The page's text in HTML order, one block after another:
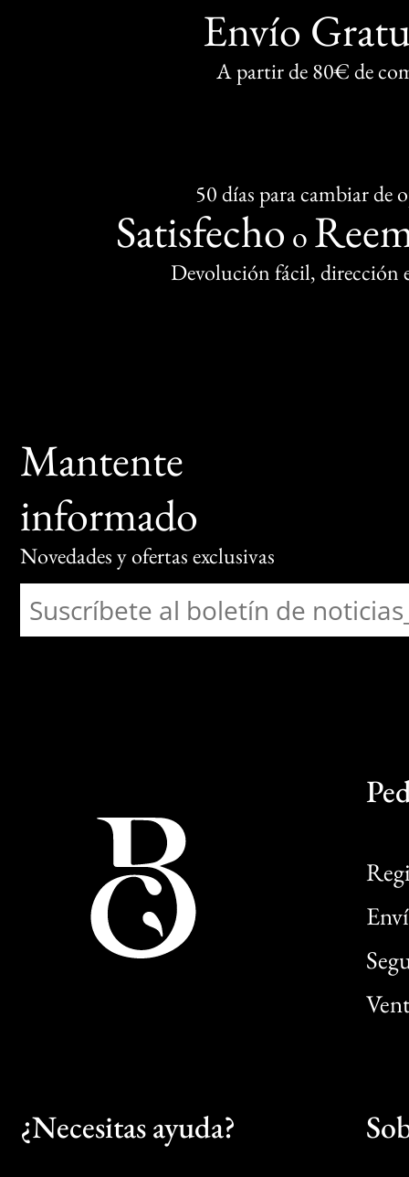
Envío
A partir de 80€ de
50 días para cambiar de
Satisfecho o
Devolución fácil, dirección
Mantente
informado
Novedades y ofertas exclusivas
¿Necesitas ayuda?